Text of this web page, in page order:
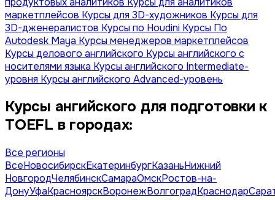
маркетплейсов Курсы для 3D-художников Курсы для
3D-дженералистов Курсы по Houdini Курсы По
Autodesk Maya Курсы менеджеров маркетплейсов
Курсы делового английского Курсы английского с
носителями языка Курсы английского Intermediate-
уровня Курсы английского Advanced-уровень
Курсы ангийского для подготовки к
TOEFL в городах:
Все регионы
ВсеНовосибирскЕкатеринбургКазаньНижний
НовгородЧелябинскСамараОмскРостов-на-
ДонуУфаКрасноярскВоронежВолгоградКраснодар